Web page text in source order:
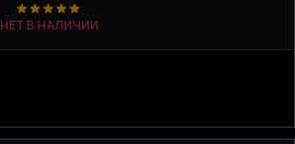
НЕТ В НАЛИЧИИ